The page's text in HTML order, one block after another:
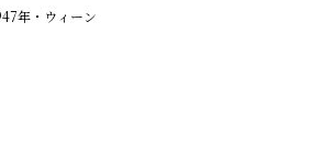
年・ウィーン